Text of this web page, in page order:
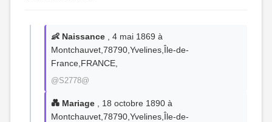
👶 Naissance , 4 mai 1869 à
Montchauvet,78790,Yvelines,Île-de-
France,FRANCE,
@S2778@
💑 Mariage , 18 octobre 1890 à
Montchauvet,78790,Yvelines,Île-de-